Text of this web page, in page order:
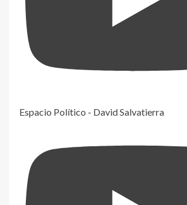
Espacio Político - David Salvatierra